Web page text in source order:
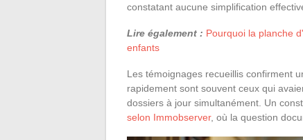
constatant aucune simplification
Lire également : Pourquoi la planche
enfants
Les témoignages recueillis confirment
rapidement sont souvent ceux qui
dossiers à jour simultanément. Un
selon Immobserver, où la question